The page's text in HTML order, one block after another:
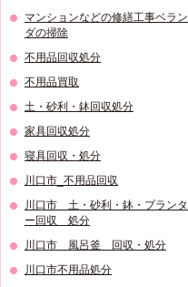
マンションなどの修繕工事ベラン
ダの掃除
不用品回収処分
不用品買取
土・砂利・鉢回収処分
家具回収処分
寝具回収・処分
川口市_不用品回収
川口市 土・砂利・鉢・プランタ
ー回収 処分
川口市 風呂釜 回収・処分
川口市不用品処分